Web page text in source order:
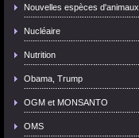
Nouvelles espèces d'animaux
Nucléaire
Nutrition
Obama, Trump
OGM et MONSANTO
OMS